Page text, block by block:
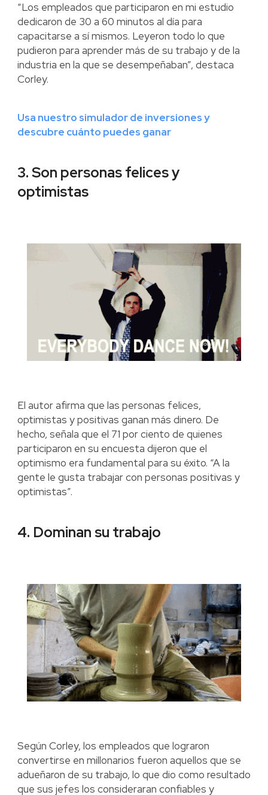
“Los empleados que participaron en mi estudio
dedicaron de 30 a 60 minutos al día para
capacitarse a sí mismos. Leyeron todo lo que
pudieron para aprender más de su trabajo y de la
industria en la que se desempeñaban”, destaca
Corley.
Usa nuestro simulador de inversiones y
descubre cuánto puedes ganar
3. Son personas felices y
optimistas
El autor afirma que las personas felices,
optimistas y positivas ganan más dinero. De
hecho, señala que el 71 por ciento de quienes
participaron en su encuesta dijeron que el
optimismo era fundamental para su éxito. “A la
gente le gusta trabajar con personas positivas y
optimistas”.
4. Dominan su trabajo
Según Corley, los empleados que lograron
convertirse en millonarios fueron aquellos que se
adueñaron de su trabajo, lo que dio como resultado
que sus jefes los consideraran confiables y